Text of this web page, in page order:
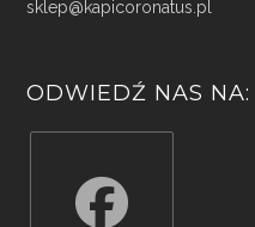
sklep@kapicoronatus.pl
ODWIEDŹ NAS NA: